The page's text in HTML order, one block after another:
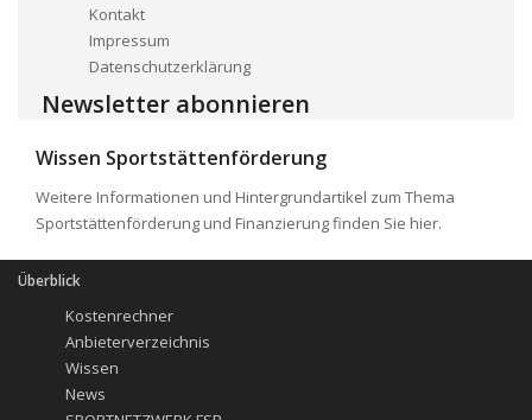
Kontakt
Impressum
Datenschutzerklärung
Newsletter abonnieren
Wissen Sportstättenförderung
Weitere Informationen und Hintergrundartikel zum Thema
Sportstättenförderung und Finanzierung finden Sie hier.
Überblick
Kostenrechner
Anbieterverzeichnis
Wissen
News